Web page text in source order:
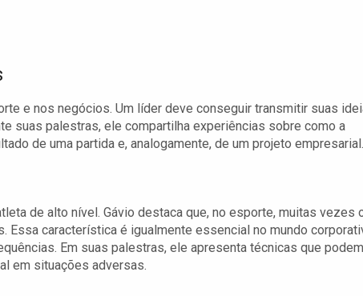
e nos negócios. Um líder deve conseguir transmitir suas
suas palestras, ele compartilha experiências sobre como a
de uma partida e, analogamente, de um projeto empresarial.
de alto nível. Gávio destaca que, no esporte, muitas vezes
característica é igualmente essencial no mundo
Em suas palestras, ele apresenta técnicas que podem
em situações adversas.